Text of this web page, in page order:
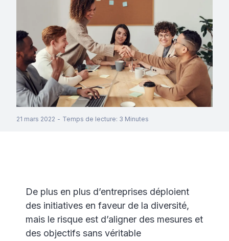
21 mars 2022 - Temps de lecture: 3 Minutes
De plus en plus d’entreprises déploient
des initiatives en faveur de la diversité,
mais le risque est d’aligner des mesures et
des objectifs sans véritable